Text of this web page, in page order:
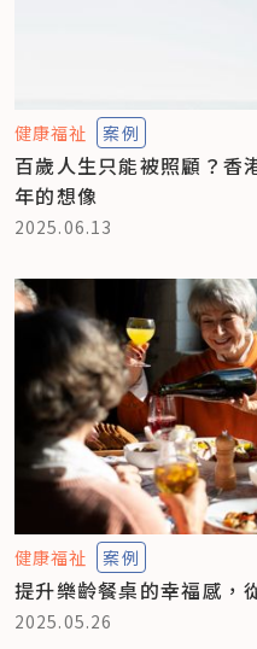
健康福祉 案例
百歲人生只能被照顧？香
年的想像
2025.06.13
健康福祉 案例
提升樂齡餐桌的幸福感，
2025.05.26